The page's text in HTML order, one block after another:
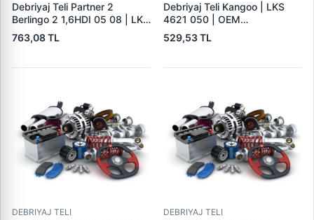
Debriyaj Teli Partner 2
Berlingo 2 1,6HDI 05 08 | LKS
4633 826 | OEM 71729169
763,08 TL
Debriyaj Teli Kangoo | LKS
4621 050 | OEM
7700417050
529,53 TL
DEBRIYAJ TELI DEBRIYAJ TELI